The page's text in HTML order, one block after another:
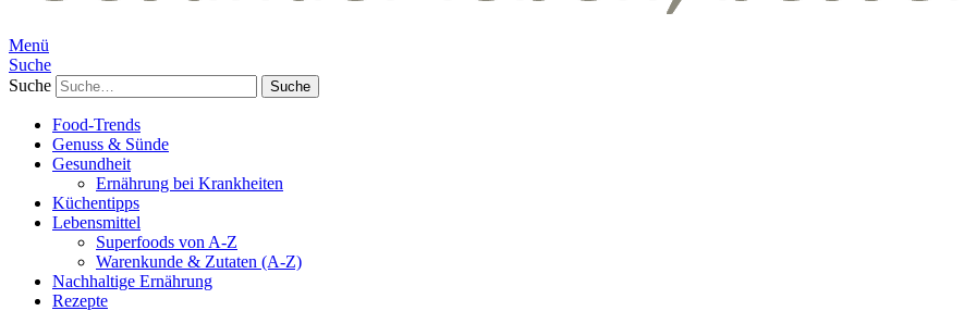
Menü
Suche
Suche
Food-Trends
Genuss & Sünde
Gesundheit
Ernährung bei Krankheiten
Küchentipps
Lebensmittel
Superfoods von A-Z
Warenkunde & Zutaten (A-Z)
Nachhaltige Ernährung
Rezepte